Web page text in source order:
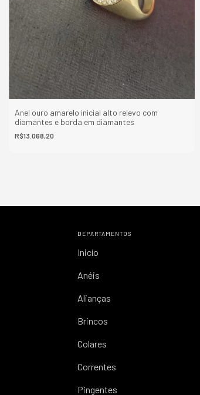
Anel ouro amarelo inicial alto relevo com
diamantes e borda em diamantes
R$13.068,20
DEPARTAMENTOS
Inicío
Anéis
Alianças
Brincos
Colares
Correntes
Pingentes